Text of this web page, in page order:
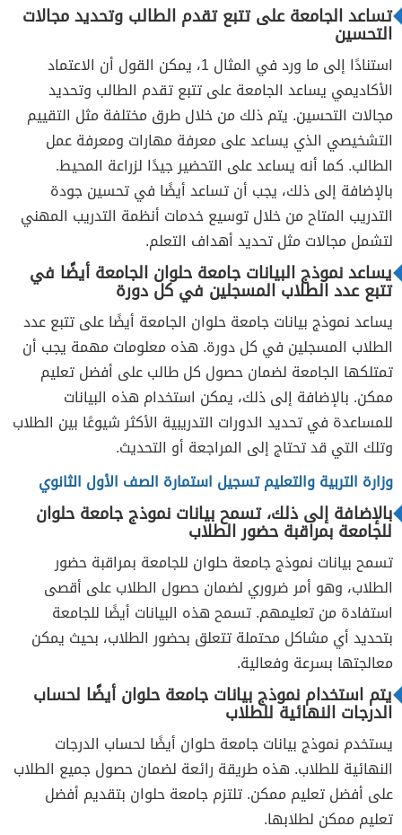
تساعد الجامعة على تتبع تقدم الطالب وتحديد مجالات
التحسين
استنادًا إلى ما ورد في المثال 1، يمكن القول أن الاعتماد
الأكاديمي يساعد الجامعة على تتبع تقدم الطالب وتحديد
مجالات التحسين. يتم ذلك من خلال طرق مختلفة مثل التقييم
التشخيصي الذي يساعد على معرفة مهارات ومعرفة عمل
الطالب. كما أنه يساعد على التحضير جيدًا لزراعة المحيط.
بالإضافة إلى ذلك، يجب أن تساعد أيضًا في تحسين جودة
التدريب المتاح من خلال توسيع خدمات أنظمة التدريب المهني
لتشمل مجالات مثل تحديد أهداف التعلم.
يساعد نموذج البيانات جامعة حلوان الجامعة أيضًا في
تتبع عدد الطلاب المسجلين في كل دورة
يساعد نموذج بيانات جامعة حلوان الجامعة أيضًا على تتبع عدد
الطلاب المسجلين في كل دورة. هذه معلومات مهمة يجب أن
تمتلكها الجامعة لضمان حصول كل طالب على أفضل تعليم
ممكن. بالإضافة إلى ذلك، يمكن استخدام هذه البيانات
للمساعدة في تحديد الدورات التدريبية الأكثر شيوعًا بين الطلاب
وتلك التي قد تحتاج إلى المراجعة أو التحديث.
وزارة التربية والتعليم تسجيل استمارة الصف الأول الثانوي
بالإضافة إلى ذلك، تسمح بيانات نموذج جامعة حلوان
للجامعة بمراقبة حضور الطلاب
تسمح بيانات نموذج جامعة حلوان للجامعة بمراقبة حضور
الطلاب، وهو أمر ضروري لضمان حصول الطلاب على أقصى
استفادة من تعليمهم. تسمح هذه البيانات أيضًا للجامعة
بتحديد أي مشاكل محتملة تتعلق بحضور الطلاب، بحيث يمكن
معالجتها بسرعة وفعالية.
يتم استخدام نموذج بيانات جامعة حلوان أيضًا لحساب
الدرجات النهائية للطلاب
يستخدم نموذج بيانات جامعة حلوان أيضًا لحساب الدرجات
النهائية للطلاب. هذه طريقة رائعة لضمان حصول جميع الطلاب
على أفضل تعليم ممكن. تلتزم جامعة حلوان بتقديم أفضل
تعليم ممكن لطلابها.